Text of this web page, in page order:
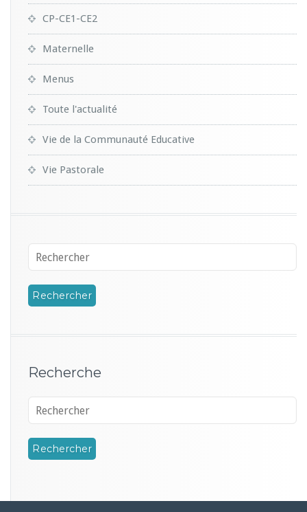
CP-CE1-CE2
Maternelle
Menus
Toute l'actualité
Vie de la Communauté Educative
Vie Pastorale
Recherche